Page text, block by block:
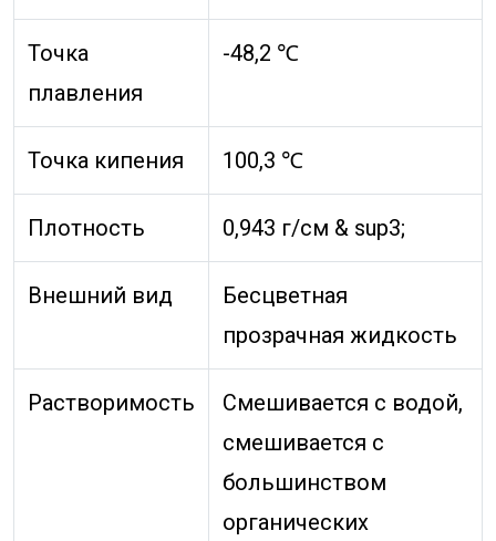
Точка
плавления
-48,2 ℃
Точка кипения 100,3 ℃
Плотность 0,943 г/см & sup3;
Внешний вид
Бесцветная
прозрачная жидкость
Растворимость
Смешивается с водой,
смешивается с
большинством
органических